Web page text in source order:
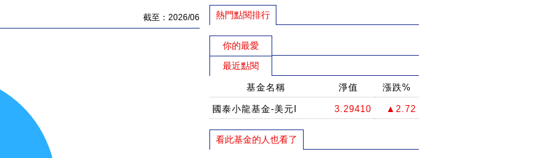
截至：2026/06 熱門點閱排行
你的最愛
最近點閱
基金名稱 淨值 漲跌%
國泰小龍基金-美元I 3.29410 ▲2.72
看此基金的人也看了